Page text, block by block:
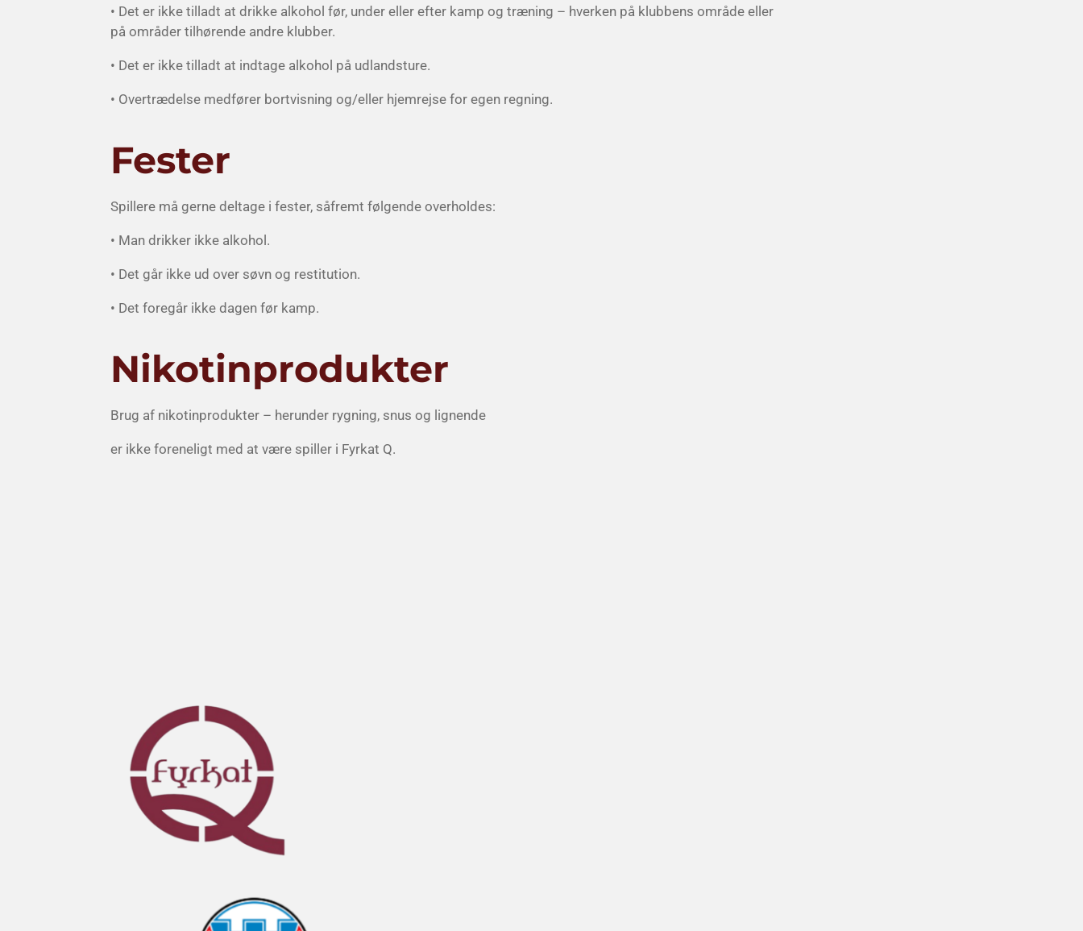
• Det er ikke tilladt at drikke alkohol før, under eller efter kamp og træning – hverken på klubbens område eller
på områder tilhørende andre klubber.
• Det er ikke tilladt at indtage alkohol på udlandsture.
• Overtrædelse medfører bortvisning og/eller hjemrejse for egen regning.
Fester
Spillere må gerne deltage i fester, såfremt følgende overholdes:
• Man drikker ikke alkohol.
• Det går ikke ud over søvn og restitution.
• Det foregår ikke dagen før kamp.
Nikotinprodukter
Brug af nikotinprodukter – herunder rygning, snus og lignende
er ikke foreneligt med at være spiller i Fyrkat Q.